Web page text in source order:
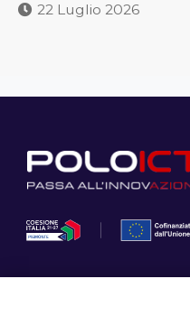
22 Luglio 2026